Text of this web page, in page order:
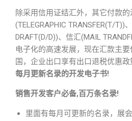
除采用信用证结汇外，其它付款
(TELEGRAPHIC TRANSFER(T/T))
DRAFT(D/D))、信汇(MAIL
电子化的高速发展，现在汇款主
国，企业出口享有出口退税优惠政
每月更新名录的开发电子书!
销售开发客户必备,百万条名录!
里面有每月可更新的名录，展